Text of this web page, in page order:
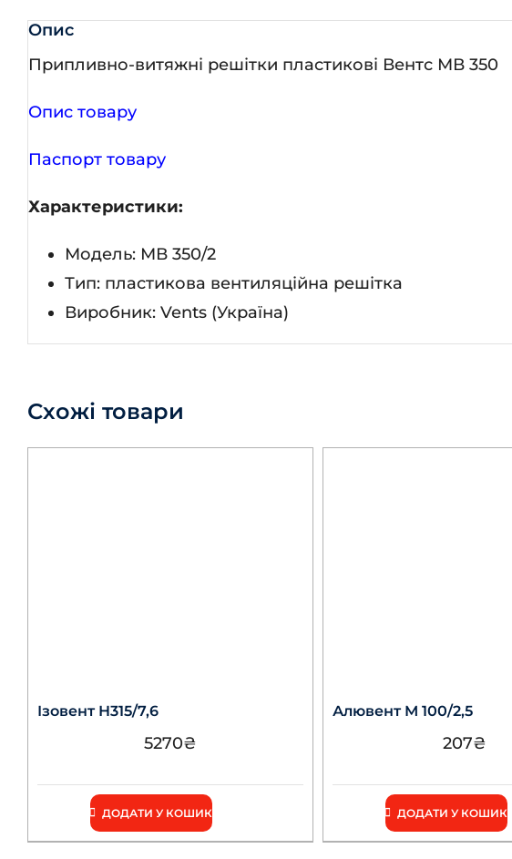
Опис
Припливно-витяжні решітки пластикові Вентс МВ 350
Опис товару
Паспорт товару
Характеристики:
Модель: МВ 350/2
Тип: пластикова вентиляційна решітка
Виробник: Vents (Україна)
Схожі товари
Ізовент Н315/7,6
5270₴
ДОДАТИ У КОШИК
Алювент М 100/2,5
207₴
ДОДАТИ У КОШИК